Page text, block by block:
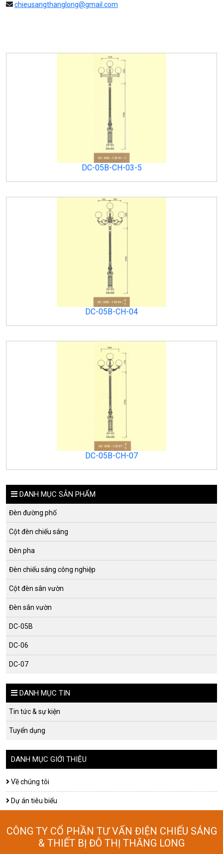
chieusangthanglong@gmail.com
DC-05B-CH-03-5
DC-05B-CH-04
DC-05B-CH-07
DANH MỤC SẢN PHẨM
Đèn đường phố
Cột đèn chiếu sáng
Đèn pha
Đèn chiếu sáng công nghiệp
Cột đèn sân vườn
Đèn sân vườn
DC-05B
DC-06
DC-07
DANH MỤC TIN
Tin tức & sự kiện
Tuyển dụng
DANH MỤC GIỚI THIỆU
Về chúng tôi
Dự án tiêu biểu
CÔNG TY CỔ PHẦN TƯ VẤN ĐIỆN CHIẾU SÁNG
& THIẾT BỊ ĐÔ THỊ THĂNG LONG